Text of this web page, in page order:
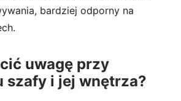
bardziej odporny na
uwagę przy
szafy i jej wnętrza?